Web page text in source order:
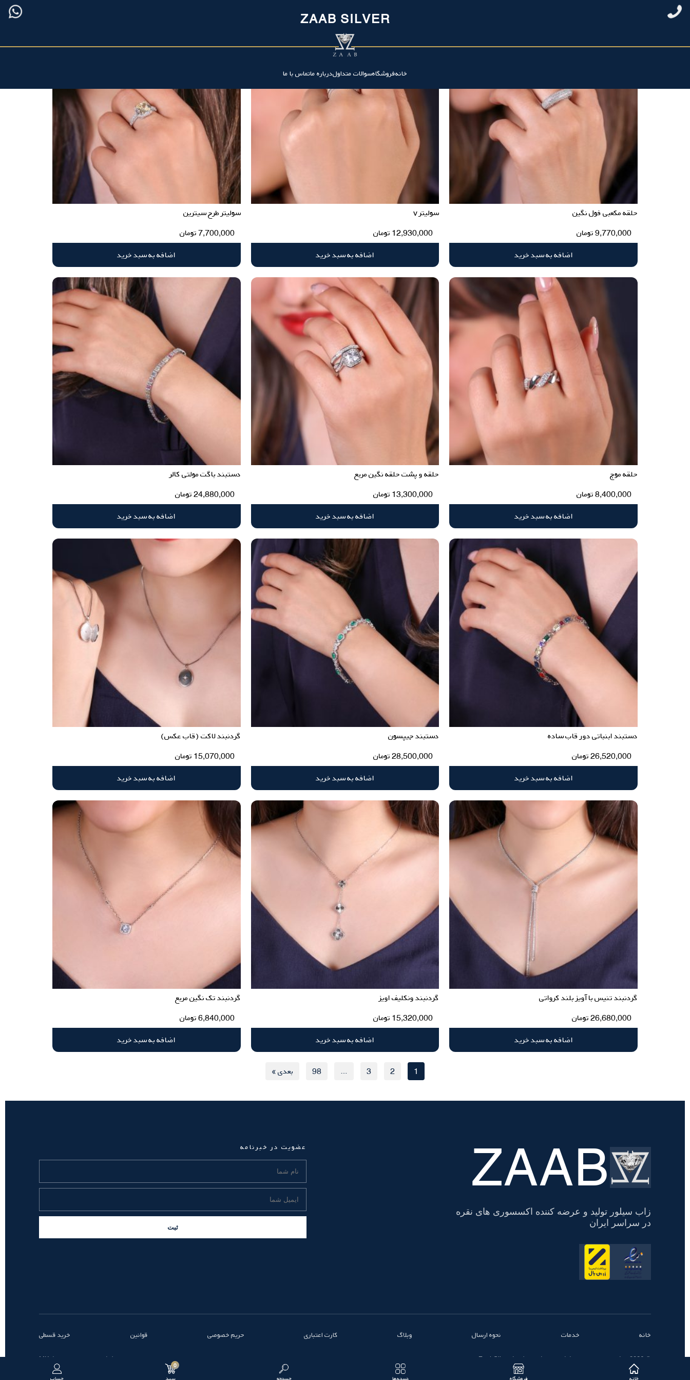
ZAAB SILVER
خانهفروشگاهسوالات متداولدرباره ماتماس با ما
حلقه مکعبی فول نگین
9,770,000تومان
اضافه به سبد خرید
سولیتر v
12,930,000 تومان
اضافه به سبد خرید
سولیتر طرح سیترین
7,700,000تومان
اضافه به سبد خرید
حلقه موج
8,400,000تومان
اضافه به سبد خرید
حلقه و پشت حلقه نگین مربع
13,300,000 تومان
اضافه به سبد خرید
دستبند باگت مولتی کالر
24,880,000تومان
اضافه به سبد خرید
دستبند ابنباتی دور قاب ساده
26,520,000تومان
اضافه به سبد خرید
دستبند جیپسون
28,500,000تومان
اضافه به سبد خرید
گردنبند لاکت (قاب عکس)
15,070,000 تومان
اضافه به سبد خرید
گردنبند تنیس با آویز بلند کرواتی
26,680,000تومان
اضافه به سبد خرید
گردنبند ونکلیف اویز
15,320,000 تومان
اضافه به سبد خرید
گردنبند تک نگین مربع
6,840,000تومان
اضافه به سبد خرید
1
2
3
…
98 بعدی »
0
تسویه
حساب ZAAB
زاب سیلور تولید و عرضه کننده اکسسوری های نقره
در سراسر ایران
عضویت در خبرنامه
ثبت
خانه خدمات نحوه ارسال وبلاگ کارت اعتباری حریم خصوصی قوانین خرید قسطی
© 2026 تمامی حقوق محفوظ است - زاب سیلور | ZaabSilver طراحی و توسعه توسط MK